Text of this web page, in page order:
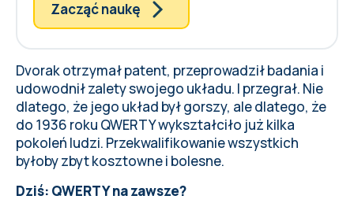
Zacząć naukę
Dvorak otrzymał patent, przeprowadził badania i
udowodnił zalety swojego układu. I przegrał. Nie
dlatego, że jego układ był gorszy, ale dlatego, że
do 1936 roku QWERTY wykształciło już kilka
pokoleń ludzi. Przekwalifikowanie wszystkich
byłoby zbyt kosztowne i bolesne.
Dziś: QWERTY na zawsze?